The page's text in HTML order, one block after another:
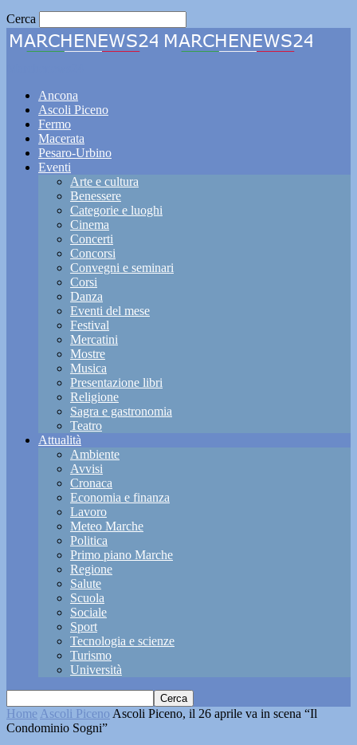
Cerca
Ancona
Ascoli Piceno
Fermo
Macerata
Pesaro-Urbino
Eventi
Arte e cultura
Benessere
Categorie e luoghi
Cinema
Concerti
Concorsi
Convegni e seminari
Corsi
Danza
Eventi del mese
Festival
Mercatini
Mostre
Musica
Presentazione libri
Religione
Sagra e gastronomia
Teatro
Attualità
Ambiente
Avvisi
Cronaca
Economia e finanza
Lavoro
Meteo Marche
Politica
Primo piano Marche
Regione
Salute
Scuola
Sociale
Sport
Tecnologia e scienze
Turismo
Università
Home Ascoli Piceno Ascoli Piceno, il 26 aprile va in scena “Il
Condominio Sogni”